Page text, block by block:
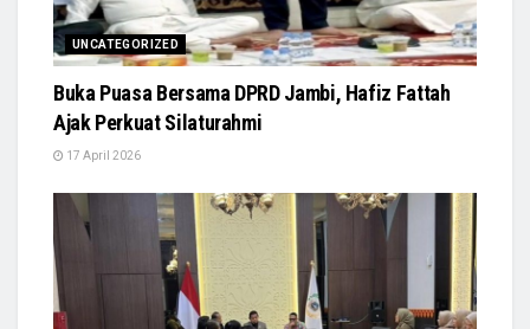
UNCATEGORIZED
Buka Puasa Bersama DPRD Jambi, Hafiz Fattah
Ajak Perkuat Silaturahmi
17 April 2026